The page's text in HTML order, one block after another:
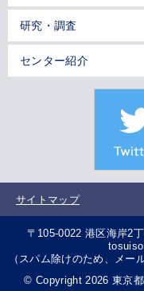
研究・調査
センター紹介
サイトマップ
〒105-0022 港区海岸2
（スパム除けのため、メー
© Copyright 2026 東京